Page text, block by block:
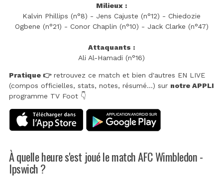
Milieux :
Kalvin Phillips (n°8) - Jens Cajuste (n°12) - Chiedozie
Ogbene (n°21) - Conor Chaplin (n°10) - Jack Clarke (n°47)
Attaquants :
Ali Al-Hamadi (n°16)
Pratique 👉retrouvez ce match et bien d'autres EN LIVE
(compos officielles, stats, notes, résumé...) sur notre APPLI
programme TV Foot 👇
À quelle heure s'est joué le match AFC Wimbledon -
Ipswich ?